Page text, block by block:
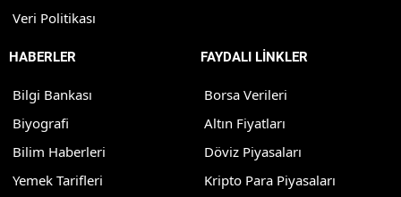
Veri Politikası
HABERLER
Bilgi Bankası
Biyografi
Bilim Haberleri
Yemek Tarifleri
FAYDALI LİNKLER
Borsa Verileri
Altın Fiyatları
Döviz Piyasaları
Kripto Para Piyasaları